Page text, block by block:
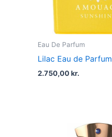
Eau De Parfum
Lilac Eau de Parfum
2.750,00kr.